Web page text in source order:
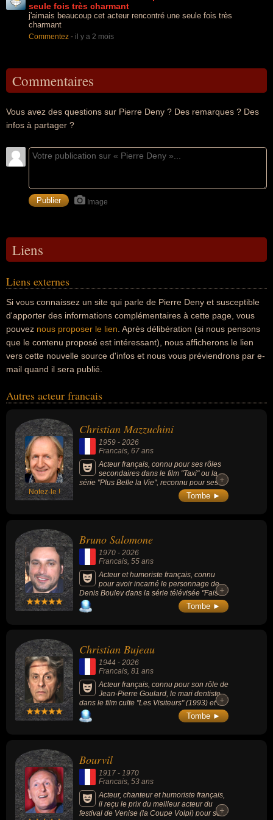
seule fois très charmant
j'aimais beaucoup cet acteur rencontré une seule fois très
charmant
Commentez - il y a 2 mois
Commentaires
Vous avez des questions sur Pierre Deny ? Des remarques ? Des
infos à partager ?
Image
Liens
Liens externes
Si vous connaissez un site qui parle de Pierre Deny et susceptible
d'apporter des informations complémentaires à cette page, vous
pouvez nous proposer le lien . Après délibération (si nous pensons
que le contenu proposé est intéressant), nous afficherons le lien
vers cette nouvelle source d'infos et nous vous préviendrons par e-
mail quand il sera publié.
Autres acteur francais
Notez-le !
Christian Mazzuchini
1959 - 2026
Francais, 67 ans
Acteur français, connu pour ses rôles
secondaires dans le film "Taxi" ou la
série "Plus Belle la Vie", reconnu pour ses
seuls-en-scène satiriques et ses adaptations
décalées, notamment à travers un long
des spectacles inspirés des écrits du
psychiatre François Tosquelles.
+
+
Tombe ►
Bruno Salomone
1970 - 2026
Francais , 55 ans
Acteur et humoriste français, connu
pour avoir incarné le personnage de
Denis Bouley dans la série télévisée "Fais
pas ci, fais pas ça" (2007-2017) et d'Igor
d'Hossegor dans le film "Brice de Nice" (avec
d'animation comme "Le Monde de Nemo" ou
"Incroyable mais vrai !". Il s'est illustré sur
scène par plusieurs one-man-shows et par
sa participation vocale récurrente en tant que
voix off de l'émission Burger Quiz.
+
+
Tombe ►
Christian Bujeau
1944 - 2026
Francais, 81 ans
Acteur français, connu pour son rôle de
Jean-Pierre Goulard, le mari dentiste,
dans le film culte "Les Visiteurs" (1993) et le
Maître d'armes dans la série "Kaamelott"
(2005-2009) célèbre pour ses répliques
+
+
Tombe ►
Bourvil
1917 - 1970
Francais , 53 ans
Acteur, chanteur et humoriste français,
il reçu le prix du meilleur acteur du
festival de Venise (la Coupe Volpi) pour son
+
+